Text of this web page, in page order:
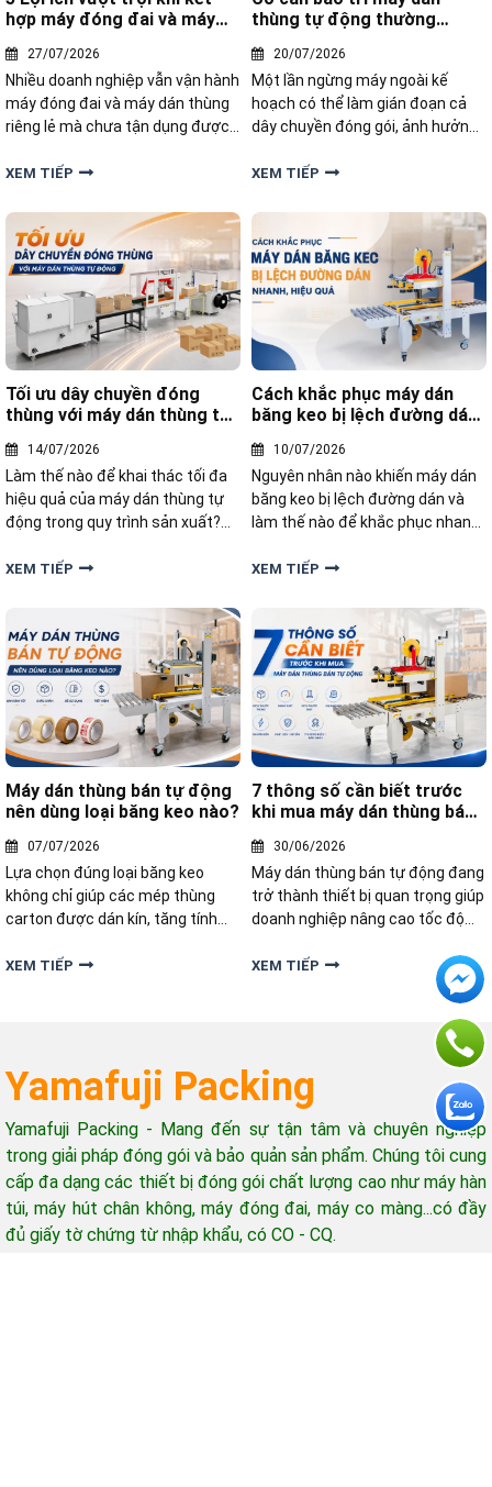
hợp máy đóng đai và máy
27/07/2026
Nhiều doanh nghiệp vẫn vận hành
máy đóng đai và máy dán thùng
riêng lẻ mà chưa tận dụng được
thiết bị này trong cùng một quy
vượt trội khi kết hợp hai dòng
thiết bị này lại với nhau
XEM TIẾP
thùng tự động thường
20/07/2026
Một lần ngừng máy ngoài kế
hoạch có thể làm gián đoạn cả
dây chuyền đóng gói, ảnh hưởng
sinh không ít chi phí sửa chữa.
động có cần bảo trì thường
xuyên hay không?
XEM TIẾP
Tối ưu dây chuyền đóng
thùng với máy dán thùng tự
14/07/2026
Làm thế nào để khai thác tối đa
hiệu quả của máy dán thùng tự
động trong quy trình sản xuất?
tối ưu dây chuyền đóng gói với
XEM TIẾP
Cách khắc phục máy dán
băng keo bị lệch đường dán
10/07/2026
Nguyên nhân nào khiến máy dán
băng keo bị lệch đường dán và
làm thế nào để khắc phục nhanh
ngay cách khắc phục trong bài
XEM TIẾP
Máy dán thùng bán tự động
nên dùng loại băng keo nào?
07/07/2026
Lựa chọn đúng loại băng keo
không chỉ giúp các mép thùng
carton được dán kín, tăng tính
trạng kẹt băng keo, đứt băng
XEM TIẾP
7 thông số cần biết trước
khi mua máy dán thùng bán
30/06/2026
Máy dán thùng bán tự động đang
trở thành thiết bị quan trọng giúp
doanh nghiệp nâng cao tốc độ
nhân công. Vậy trước khi mua
máy dán thùng bán tự động cần
XEM TIẾP
Yamafuji Packing
Yamafuji Packing - Mang đến sự tận tâm và chuyên nghiệp
trong giải pháp đóng gói và bảo quản sản phẩm. Chúng tôi cung
cấp đa dạng các thiết bị đóng gói chất lượng cao như máy hàn
túi, máy hút chân không, máy đóng đai, máy co màng...có đầy
đủ giấy tờ chứng từ nhập khẩu, có CO - CQ.